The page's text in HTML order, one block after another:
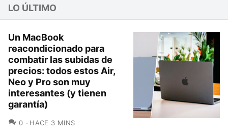
LO ÚLTIMO
Un MacBook
reacondicionado para
combatir las subidas de
precios: todos estos Air,
Neo y Pro son muy
interesantes (y tienen
garantía)
0 COMENTARIOS
HACE 3 MINS